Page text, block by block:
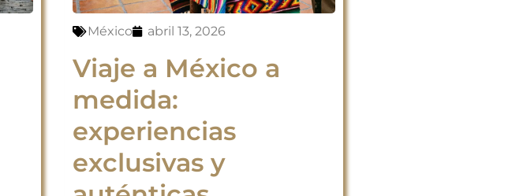
México abril 13, 2026
Viaje a México a
medida:
experiencias
exclusivas y